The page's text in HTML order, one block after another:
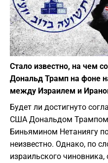
Стало известно, на чем
Дональд Трамп на фоне
между Израилем и
Будет ли достигнуто
США Дональдом Трампом
Биньямином Нетаниягу
неизвестно. Однако, по
израильского